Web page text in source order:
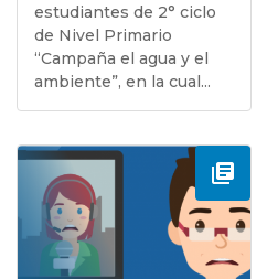
estudiantes de 2° ciclo
de Nivel Primario
“Campaña el agua y el
ambiente”, en la cual...